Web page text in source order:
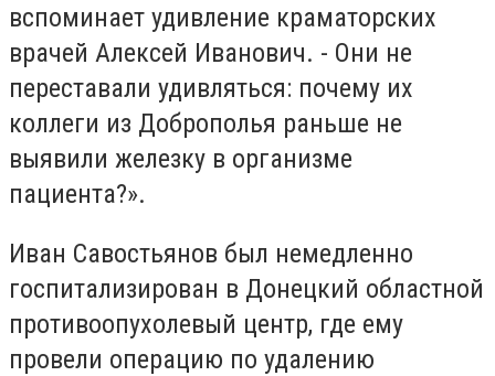
вспоминает удивление краматорских
врачей Алексей Иванович. - Они не
переставали удивляться: почему их
коллеги из Доброполья раньше не
выявили железку в организме
пациента?».
Иван Савостьянов был немедленно
госпитализирован в Донецкий областной
противоопухолевый центр, где ему
провели операцию по удалению